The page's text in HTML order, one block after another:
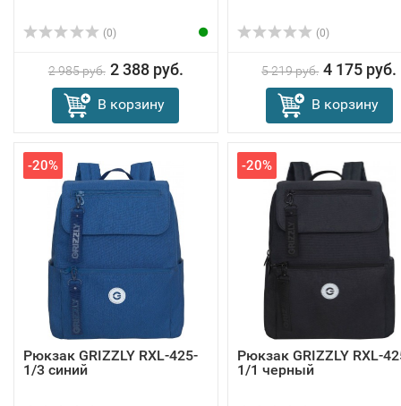
(0)
2 985 руб. 2 388 руб.
В корзину
(0)
5 219 руб. 4 175 руб.
В корзину
-20%
Рюкзак GRIZZLY RXL-425-
1/3 синий
-20%
Рюкзак GRIZZLY RXL-
1/1 черный